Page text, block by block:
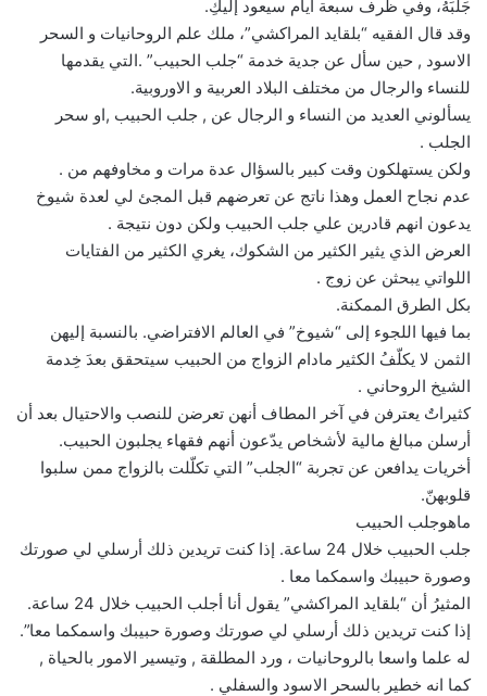
جَلْبَهُ، وفي ظرف سبعة أيام سيعود إليكِ.
وقد قال الفقيه “بلقايد المراكشي”، ملك علم الروحانيات و السحر
الاسود , حين سأل عن جدية خدمة “جلب الحبيب” .التي يقدمها
للنساء والرجال من مختلف البلاد العربية و الاوروبية.
يسألوني العديد من النساء و الرجال عن , جلب الحبيب ,او سحر
الجلب .
ولكن يستهلكون وقت كبير بالسؤال عدة مرات و مخاوفهم من .
عدم نجاح العمل وهذا ناتج عن تعرضهم قبل المجئ لي لعدة شيوخ
يدعون انهم قادرين علي جلب الحبيب ولكن دون نتيجة .
العرض الذي يثير الكثير من الشكوك، يغري الكثير من الفتايات
اللواتي يبحثن عن زوج .
بكل الطرق الممكنة.
بما فيها اللجوء إلى “شيوخ” في العالم الافتراضي. بالنسبة إليهن
الثمن لا يكلّفُ الكثير مادام الزواج من الحبيب سيتحقق بعدَ خِدمة
الشيخ الروحاني .
كثيراتٌ يعترفن في آخر المطاف أنهن تعرضن للنصب والاحتيال بعد أن
أرسلن مبالغ مالية لأشخاص يدّعون أنهم فقهاء يجلبون الحبيب.
أخريات يدافعن عن تجربة “الجلب” التي تكلّلت بالزواج ممن سلبوا
قلوبهنّ.
ماهوجلب الحبيب
جلب الحبيب خلال 24 ساعة. إذا كنت تريدين ذلك أرسلي لي صورتك
وصورة حبيبك واسمكما معا .
المثيرُ أن “بلقايد المراكشي” يقول أنا أجلب الحبيب خلال 24 ساعة.
إذا كنت تريدين ذلك أرسلي لي صورتك وصورة حبيبك واسمكما معا”.
له علما واسعا بالروحانيات ، ورد المطلقة , وتيسير الامور بالحياة ,
كما انه خطير بالسحر الاسود والسفلي .